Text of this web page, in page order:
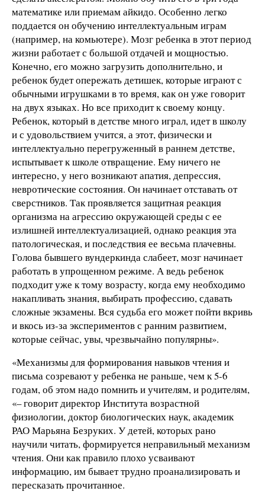
математике или приемам айкидо. Особенно легко
поддается он обучению интеллектуальным играм
(например, на комьютере). Мозг ребенка в этот период
жизни работает с большой отдачей и мощностью.
Конечно, его можно загрузить дополнительно, и
ребенок будет опережать детишек, которые играют с
обычными игрушками в то время, как он уже говорит
на двух языках. Но все приходит к своему концу.
Ребенок, который в детстве много играл, идет в школу
и с удовольствием учится, а этот, физически и
интеллектуально перегруженный в раннем детстве,
испытывает к школе отвращение. Ему ничего не
интересно, у него возникают апатия, депрессия,
невротические состояния. Он начинает отставать от
сверстников. Так проявляется защитная реакция
организма на агрессию окружающей среды с ее
излишней интеллектуализацией, однако реакция эта
патологическая, и последствия ее весьма плачевны.
Голова бывшего вундеркинда слабеет, мозг начинает
работать в упрощенном режиме. А ведь ребенок
подходит уже к тому возрасту, когда ему необходимо
накапливать знания, выбирать профессию, сдавать
сложные экзамены. Вся судьба его может пойти вкривь
и вкось из-за экспериментов с ранним развитием,
которые сейчас, увы, чрезвычайно популярны».
«Механизмы для формирования навыков чтения и
письма созревают у ребенка не раньше, чем к 5-6
годам, об этом надо помнить и учителям, и родителям,
«– говорит директор Института возрастной
физиологии, доктор биологических наук, академик
РАО Марьяна Безруких. У детей, которых рано
научили читать, формируется неправильный механизм
чтения. Они как правило плохо усваивают
информацию, им бывает трудно проанализировать и
пересказать прочитанное.